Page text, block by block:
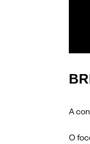
A
O